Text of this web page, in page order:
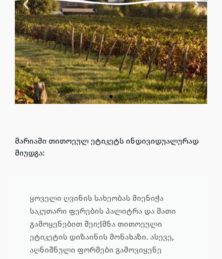
მარიამი თითოეულ ეტიკეტს ინდივიდუალურად
მიუდგა:
ყოველი ღვინის სახეობას მიენიჭა
საკუთარი ფერების პალიტრა და მათი
გამოყენებით შეიქმნა თითოეული
ეტიკეტის დიზაინის მონახაზი. ასევე,
აღნიშნული ფორმები გამოვიყენე